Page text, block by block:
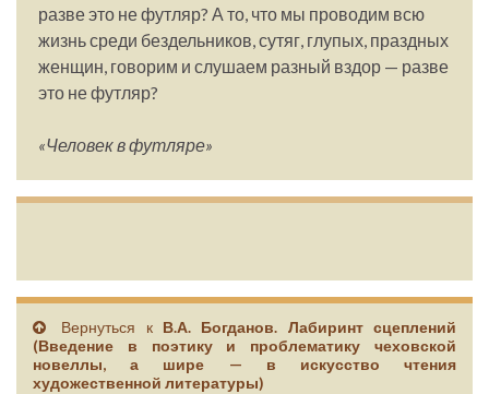
разве это не футляр? А то, что мы проводим всю
жизнь среди бездельников, сутяг, глупых, праздных
женщин, говорим и слушаем разный вздор — разве
это не футляр?
«Человек в футляре»
Вернуться к В.А. Богданов. Лабиринт сцеплений
(Введение в поэтику и проблематику чеховской
новеллы, а шире — в искусство чтения
художественной литературы)